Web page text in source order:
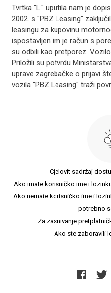
Tvrtka "L." uputila nam je
2002. s "PBZ Leasing"
leasingu za kupovinu
ispostavljen im je račun s
su odbili kao pretporez.
Priložili su potvrdu
uprave zagrebačke o prijavi
vozila "PBZ Leasing" traži
Cjelovit sadržaj
Ako imate korisničko ime i
Ako nemate korisničko ime i
potrebno
Za zasnivanje
Ako ste zaboravili